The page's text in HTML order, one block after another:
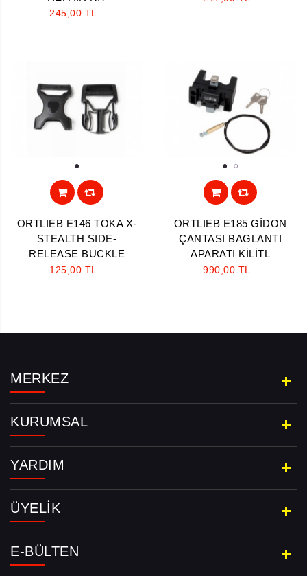
245,00 TL
ORTLIEB E146 TOKA X-
STEALTH SIDE-
RELEASE BUCKLE
125,00 TL
ORTLIEB E185 GİDON
ÇANTASI BAGLANTI
APARATI KİLİTL
990,00 TL
MERKEZ
KURUMSAL
YARDIM
ÜYELIK
E-BÜLTEN